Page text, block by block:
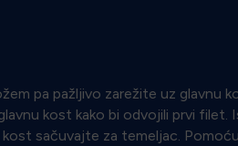
pa pažljivo zarežite uz glavnu
kost kako bi odvojili prvi filet.
sačuvajte za temeljac.